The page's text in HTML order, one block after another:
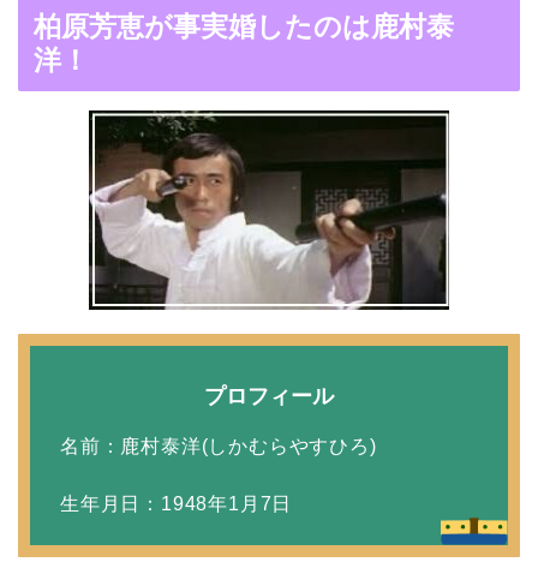
の馴れ初めは「SMAP×S
演でキムタクがド緊張！
【画像】ブーニンの嫁は
資産家の娘！馴れ初めは
取材！？
中森明菜の結婚歴！豪華
「隠し子」の噂とは？
二宮和也と嫁・伊藤綾子
柏原芳恵が事実婚したのは鹿村泰
洋！
プロフィール
名前：鹿村泰洋(しかむらやすひろ)
生年月日：1948年1月7日